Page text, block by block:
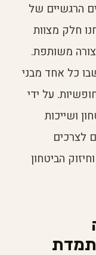
הרגשיים של
חלק מצוות
משותפת.
כל אחד מבני
על ידי
ושייכות
לצרכים
הביטחון